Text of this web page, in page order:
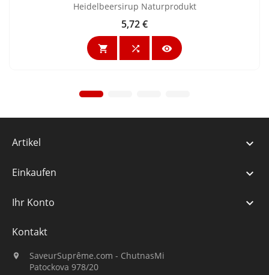
Heidelbeersirup Naturprodukt
Preis
5,72 €
  
Artikel 
Einkaufen 
Ihr Konto 
Kontakt

SaveurSuprême.com - ChutnasMi
Patockova 978/20